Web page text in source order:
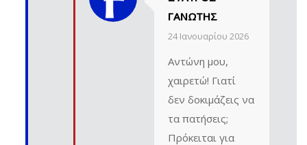
ΓΑΝΩΤΉΣ
24 Ιανουαρίου 2026
Αντώνη μου,
χαιρετώ! Γιατί
δεν δοκιμάζεις να
τα πατήσεις;
Πρόκειται για